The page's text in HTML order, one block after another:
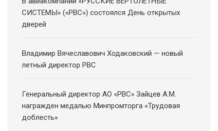
СИСТЕМЫ» («РВС») состоялся День открытых
дверей
Владимир Вячеславович Ходаковский — новый
летный директор РВС
Генеральный директор АО «РВС» Зайцев А.М.
награжден медалью Минпромторга «Трудовая
доблесть»